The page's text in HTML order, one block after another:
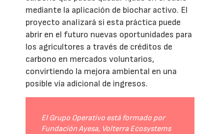
mediante la aplicación de biochar activo. El
proyecto analizará si esta práctica puede
abrir en el futuro nuevas oportunidades para
los agricultores a través de créditos de
carbono en mercados voluntarios,
convirtiendo la mejora ambiental en una
posible vía adicional de ingresos.
El Grupo Operativo está formado por
Fundación Ayesa, Volterra Ecosystems